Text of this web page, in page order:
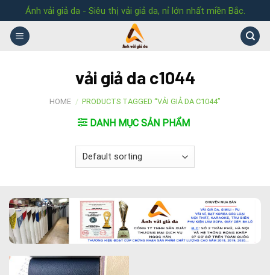
to
content
Ánh vải giả da - Siêu thị vải giả da, nỉ lớn nhất miền Bắc.
vải giả da c1044
HOME / PRODUCTS TAGGED “VẢI GIẢ DA C1044”
DANH MỤC SẢN PHẨM